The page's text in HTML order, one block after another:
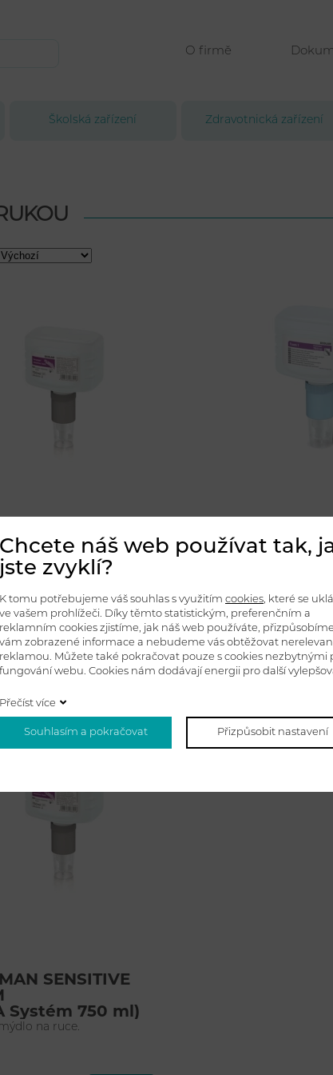
O firmě
Školská zařízení Zdravotnická zařízení
SENSITIVE
Systém 750 ml)
na ruce.
bez DPH Detail
FOAM 1
(NEXA
Jemné pěnové mýdlo
288,50 Kč bez
SENSITIVE
Systém 750 ml)
na ruce.
Chcete náš web používat tak,
jste zvyklí?
K tomu potřebujeme váš souhlas s využitím cookies , které se
ve vašem prohlížeči. Díky těmto statistickým, preferenčním a
reklamním cookies zjistíme, jak náš web používáte, přizpůsobíme
vám zobrazené informace a nebudeme vás obtěžovat
reklamou. Můžete také pokračovat pouze s cookies nezbytnými
fungování webu. Cookies nám dodávají energii pro další
Přečíst více
Souhlasím a pokračovat Přizpůsobit nastavení